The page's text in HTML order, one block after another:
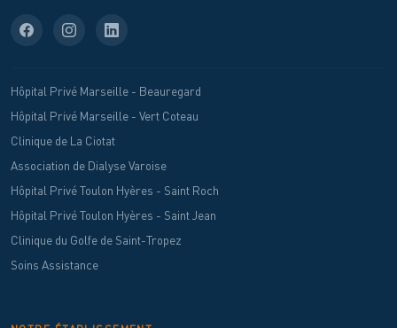
Hôpital Privé Marseille - Beauregard
Hôpital Privé Marseille - Vert Coteau
Clinique de La Ciotat
Association de Dialyse Varoise
Hôpital Privé Toulon Hyères - Saint Roch
Hôpital Privé Toulon Hyères - Saint Jean
Clinique du Golfe de Saint-Tropez
Soins Assistance